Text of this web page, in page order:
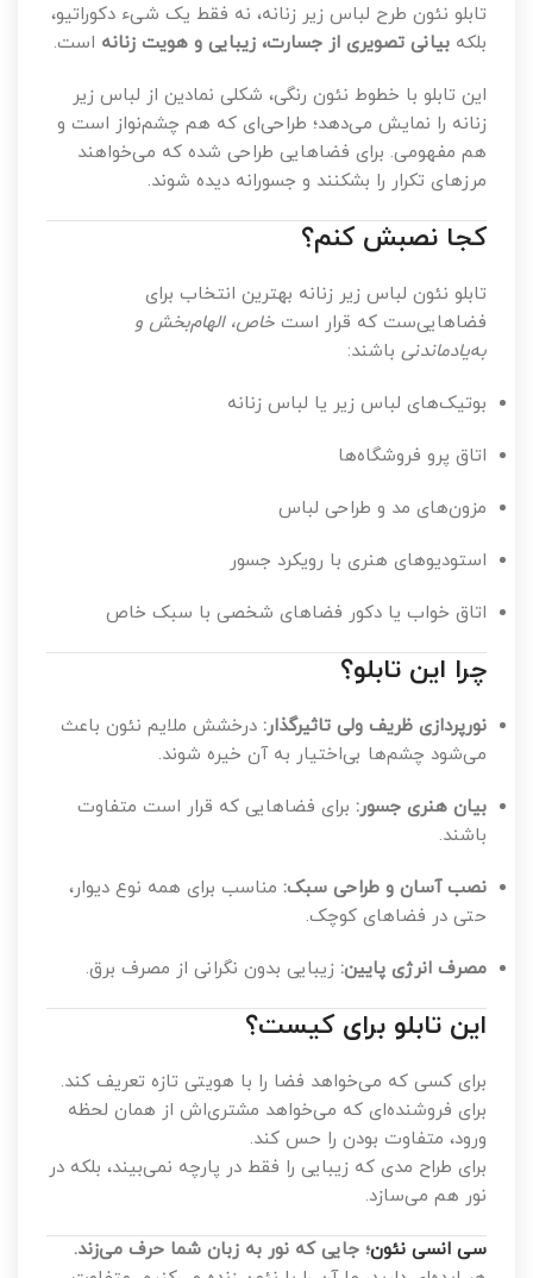
تابلو نئون طرح لباس زیر زنانه، نه فقط یک شیء دکوراتیو،
بلکه بیانی تصویری از جسارت، زیبایی و هویت زنانه است.
این تابلو با خطوط نئون رنگی، شکلی نمادین از لباس زیر
زنانه را نمایش می‌دهد؛ طراحی‌ای که هم چشم‌نواز است و
هم مفهومی. برای فضاهایی طراحی شده که می‌خواهند
مرزهای تکرار را بشکنند و جسورانه دیده شوند.
کجا نصبش کنم؟
تابلو نئون لباس زیر زنانه بهترین انتخاب برای
فضاهایی‌ست که قرار است خاص، الهام‌بخش و
به‌یادماندنی باشند:
بوتیک‌های لباس زیر یا لباس زنانه
اتاق پرو فروشگاه‌ها
مزون‌های مد و طراحی لباس
استودیوهای هنری با رویکرد جسور
اتاق خواب یا دکور فضاهای شخصی با سبک خاص
چرا این تابلو؟
نورپردازی ظریف ولی تاثیرگذار: درخشش ملایم نئون باعث
می‌شود چشم‌ها بی‌اختیار به آن خیره شوند.
بیان هنری جسور: برای فضاهایی که قرار است متفاوت
باشند.
نصب آسان و طراحی سبک: مناسب برای همه نوع دیوار،
حتی در فضاهای کوچک.
مصرف انرژی پایین: زیبایی بدون نگرانی از مصرف برق.
این تابلو برای کیست؟
برای کسی که می‌خواهد فضا را با هویتی تازه تعریف کند.
برای فروشنده‌ای که می‌خواهد مشتری‌اش از همان لحظه
ورود، متفاوت بودن را حس کند.
برای طراح مدی که زیبایی را فقط در پارچه نمی‌بیند، بلکه در
نور هم می‌سازد.
سی انسی نئون؛ جایی که نور به زبان شما حرف می‌زند.